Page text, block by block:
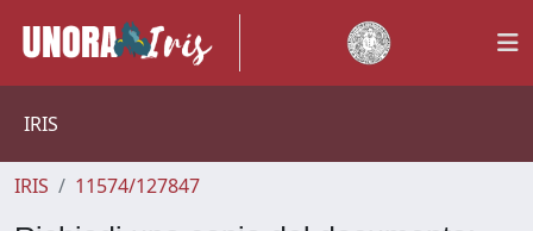
IRIS
IRIS 11574/127847